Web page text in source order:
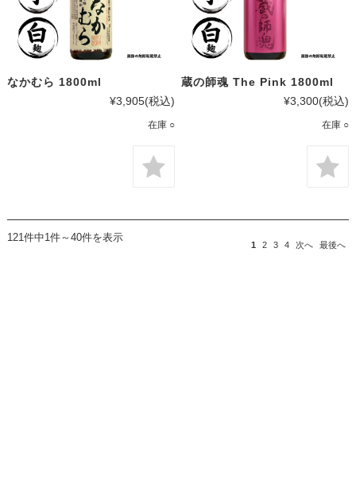
なかむら 1800ml
¥3,905(税込)
在庫 ○
蔵の師魂 The Pink 1800ml
¥3,300(税込)
在庫 ○
121件中1件～40件を表示
1 2 3 4 次へ 最後へ